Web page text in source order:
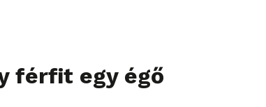
férfit egy égő